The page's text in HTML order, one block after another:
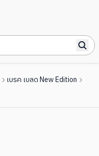
เบรค เบลด New Edition